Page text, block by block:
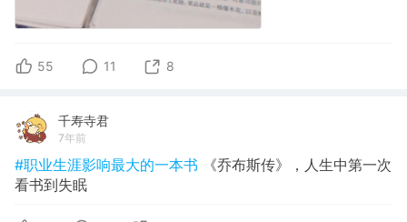
55 11 8
千寿寺君
7年前
#职业生涯影响最大的一本书
《乔布斯传》，人生中第一次
看书到失眠